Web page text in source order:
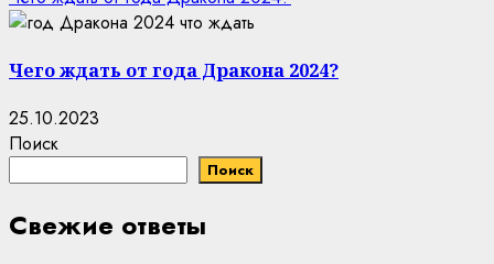
Чего ждать от года Дракона 2024?
25.10.2023
Поиск
Поиск
Свежие ответы